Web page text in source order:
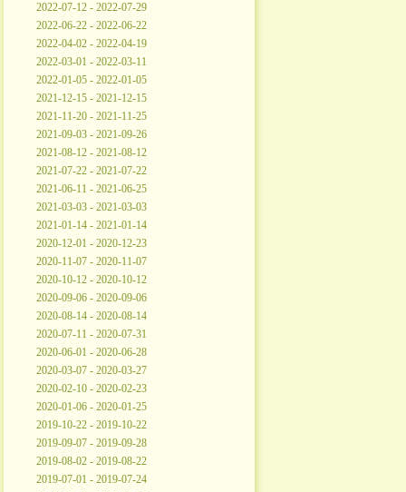
2022-07-12 - 2022-07-29
2022-06-22 - 2022-06-22
2022-04-02 - 2022-04-19
2022-03-01 - 2022-03-11
2022-01-05 - 2022-01-05
2021-12-15 - 2021-12-15
2021-11-20 - 2021-11-25
2021-09-03 - 2021-09-26
2021-08-12 - 2021-08-12
2021-07-22 - 2021-07-22
2021-06-11 - 2021-06-25
2021-03-03 - 2021-03-03
2021-01-14 - 2021-01-14
2020-12-01 - 2020-12-23
2020-11-07 - 2020-11-07
2020-10-12 - 2020-10-12
2020-09-06 - 2020-09-06
2020-08-14 - 2020-08-14
2020-07-11 - 2020-07-31
2020-06-01 - 2020-06-28
2020-03-07 - 2020-03-27
2020-02-10 - 2020-02-23
2020-01-06 - 2020-01-25
2019-10-22 - 2019-10-22
2019-09-07 - 2019-09-28
2019-08-02 - 2019-08-22
2019-07-01 - 2019-07-24